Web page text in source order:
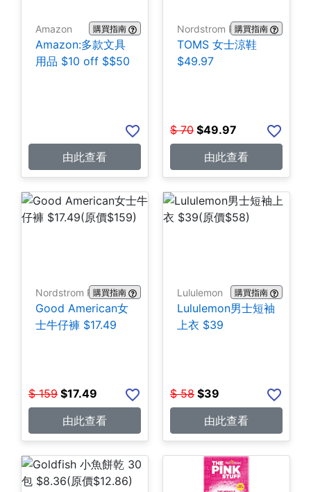
Amazon 購買指南
Amazon:多款文具
用品 $10 off $$50
由此查看
Nordstrom Rack購買指南
TOMS 女士涼鞋
$49.97
$ 70 $49.97
由此查看
Nordstrom Rack購買指南
Good American女
士牛仔褲 $17.49
$ 159 $17.49
由此查看
Lululemon 購買指南
Lululemon男士短袖
上衣 $39
$ 58 $39
由此查看